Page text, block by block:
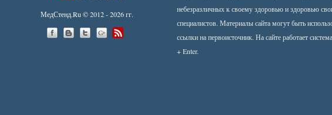
МедСтенд.Ru © 2012 - 2026 гг.
небезразличных к своему здоровью и здоровью
специалистов. Материалы сайта могут быть
ссылки на первоисточник. На сайте работает
+ Enter.